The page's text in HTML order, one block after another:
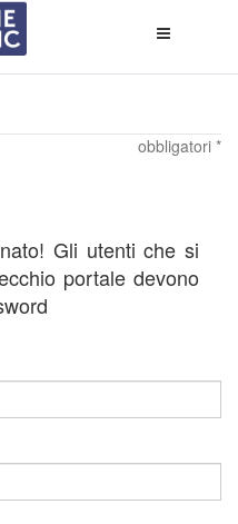
di
obbligatori *
Gli utenti che si
portale devono